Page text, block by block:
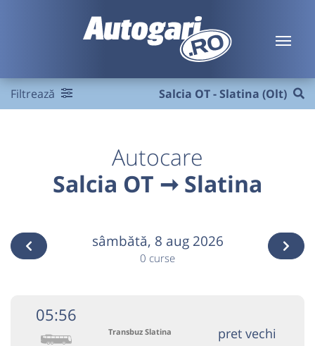
Filtrează Salcia OT - Slatina (Olt)
Autocare
Salcia OT ➞ Slatina
sâmbătă, 8 aug 2026
0 curse
05:56
Transbuz Slatina pret vechi